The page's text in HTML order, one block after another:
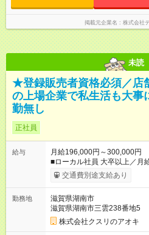
掲載元企業名 株式会社
未読
★登録販売者資格必須／店
の上場企業で私生活も大事
勤無し
正社員
給与
月給196,000円～300,000円
■ローカル社員 大卒以上／月
以上／月給196，000円～300，000円 ★エリア手
富山県、福井県、岐阜県、
録販売者資格保持者への月1
にも同額を支給） ※ただし、
規定に従い額が変動 【試用期間】試用期間なし ＝＝＝＝＝＝＝
＝＝＝＝＝＝＝ ★職務給制度
交通費別途支給あり
勤務地
滋賀県湖南市
滋賀県湖南市三雲238番地5
株式会社クスリのアオキ